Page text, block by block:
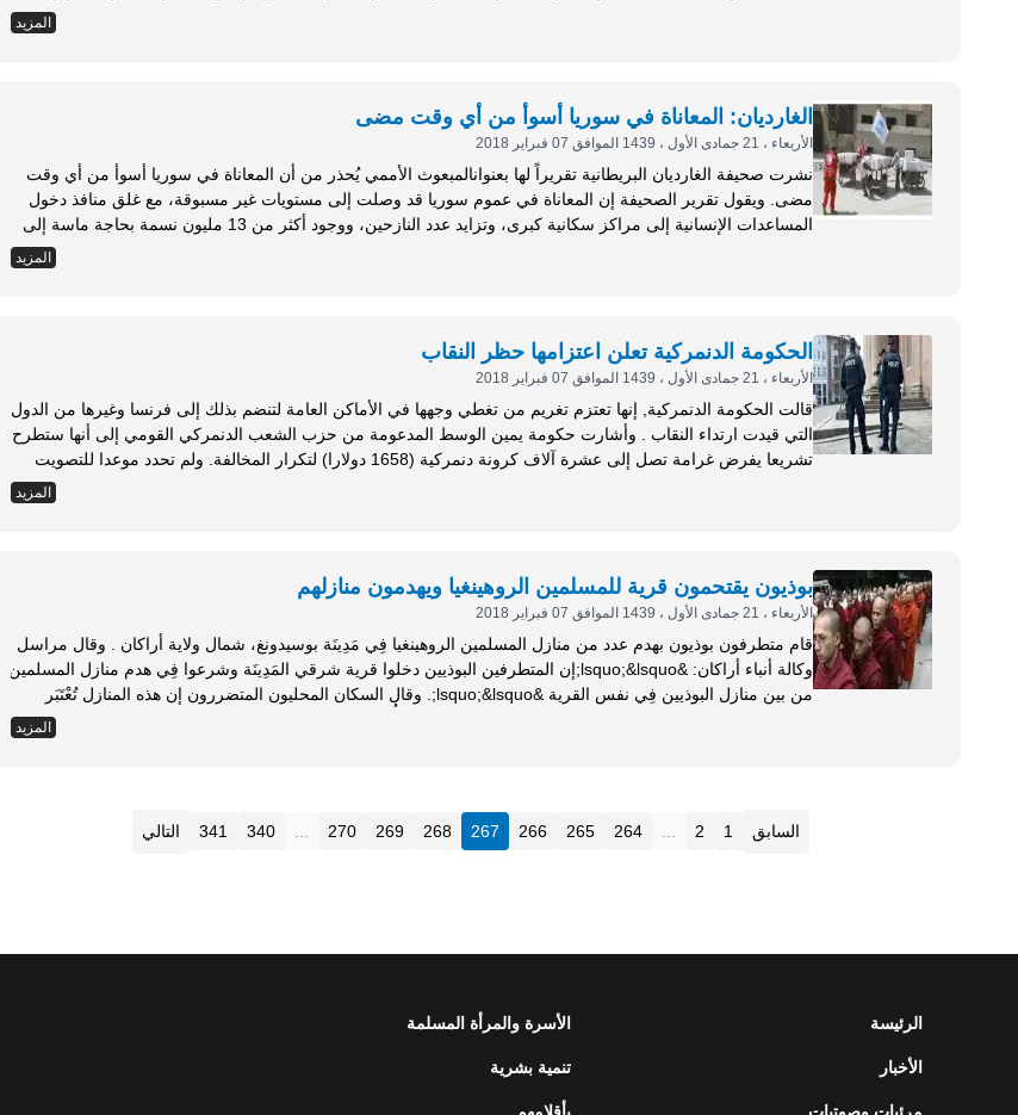
المزيد
الغارديان: المعاناة في سوريا أسوأ من أي وقت مضى
الأربعاء ، 21 جمادى الأول ، 1439 الموافق 07 فبراير 2018
نشرت صحيفة الغارديان البريطانية تقريراً لها بعنوانالمبعوث الأممي يُحذر من أن المعاناة في سوريا أسوأ من أي وقت
مضى. ويقول تقرير الصحيفة إن المعاناة في عموم سوريا قد وصلت إلى مستويات غير مسبوقة، مع غلق منافذ دخول
المساعدات الإنسانية إلى مراكز سكانية كبرى، وتزايد عدد النازحين، ووجود أكثر من 13 مليون نسمة بحاجة ماسة إلى
المزيد
الحكومة الدنمركية تعلن اعتزامها حظر النقاب
الأربعاء ، 21 جمادى الأول ، 1439 الموافق 07 فبراير 2018
قالت الحكومة الدنمركية, إنها تعتزم تغريم من تغطي وجهها في الأماكن العامة لتنضم بذلك إلى فرنسا وغيرها من الدول
التي قيدت ارتداء النقاب . وأشارت حكومة يمين الوسط المدعومة من حزب الشعب الدنمركي القومي إلى أنها ستطرح
تشريعا يفرض غرامة تصل إلى عشرة آلاف كرونة دنمركية (1658 دولارا) لتكرار المخالفة. ولم تحدد موعدا للتصويت
المزيد
بوذيون يقتحمون قرية للمسلمين الروهينغيا ويهدمون منازلهم
الأربعاء ، 21 جمادى الأول ، 1439 الموافق 07 فبراير 2018
قام متطرفون بوذيون بهدم عدد من منازل المسلمين الروهينغيا فِي مَدِينَة بوسيدونغ، شمال ولاية أراكان . وقال مراسل
وكالة أنباء أراكان: &lsquo;&lsquo;إن المتطرفين البوذيين دخلوا قرية شرقي المَدِينَة وشرعوا فِي هدم منازل المسلمين
من بين منازل البوذيين فِي نفس القرية &lsquo;&lsquo;. وقال السكان المحليون المتضررون إن هذه المنازل تُعْتَبَر
المزيد
السابق 1
2
264
265
266
267
268
269
270
340
341 التالي
الرئيسة
الأخبار
الأسرة والمرأة المسلمة
تنمية بشرية